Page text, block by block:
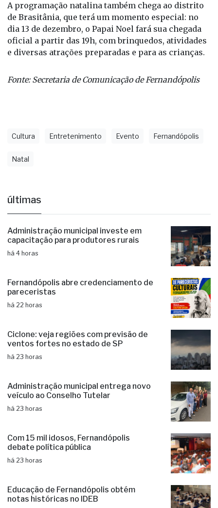
A programação natalina também chega ao distrito
de Brasitânia, que terá um momento especial: no
dia 13 de dezembro, o Papai Noel fará sua chegada
oficial a partir das 19h, com brinquedos, atividades
e diversas atrações preparadas e para as crianças.
Fonte: Secretaria de Comunicação de Fernandópolis
Cultura Entretenimento Evento Fernandópolis
Natal
últimas
Administração municipal investe em
capacitação para produtores rurais
há 4 horas
Fernandópolis abre credenciamento de
pareceristas
há 22 horas
Ciclone: veja regiões com previsão de
ventos fortes no estado de SP
há 23 horas
Administração municipal entrega novo
veículo ao Conselho Tutelar
há 23 horas
Com 15 mil idosos, Fernandópolis
debate política pública
há 23 horas
Educação de Fernandópolis obtém
notas históricas no IDEB